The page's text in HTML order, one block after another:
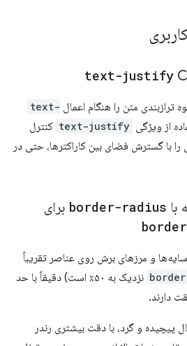
text-justify
ترازبندی متن را هنگام اعمال text-
از ویژگی text-justify کنترل
را با گسترش فضای بین کاراکترها، حتی در
با border-radius برای
و مرزهای برش روی عناصر تقریباً
نزدیک به ۵۰٪ است) دقیقاً با حد
دارند.
پیچیده و گرد، با دقت بیشتری رندر